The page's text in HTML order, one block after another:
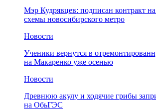
Мэр Кудрявцев: подписан контракт
схемы новосибирского метро
Новости
Ученики вернутся в
на Макаренко уже осенью
Новости
Древнюю акулу и ходячие грибы
на ОбьГЭС